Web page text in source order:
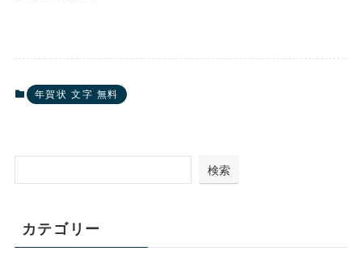
年賀状 文字 無料
検索
カテゴリー